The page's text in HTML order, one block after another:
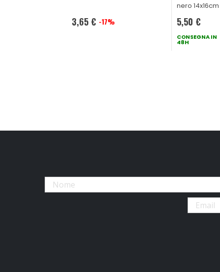
Prezzo
3,65 € -17%
nero 14x16cm
5,50 €
CONSEGNA IN
48H